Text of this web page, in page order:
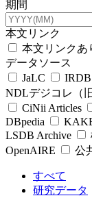
期間
本文リンク
本文リンクあ
データソース
JaLC
IRDB
NDLデジコレ（
CiNii Articles
DBpedia
LSDB Archive
OpenAIRE
公
すべて
研究データ